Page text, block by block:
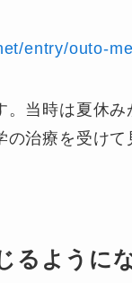
entry/outo-
。当時は夏休
の治療を受けて
るように